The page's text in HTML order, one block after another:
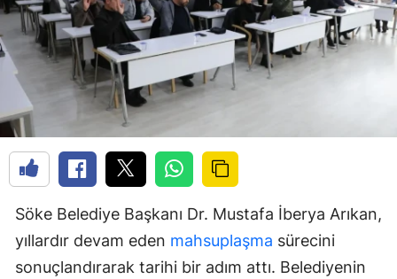
Söke Belediye Başkanı Dr. Mustafa İberya Arıkan,
yıllardır devam eden mahsuplaşma sürecini
sonuçlandırarak tarihi bir adım attı. Belediyenin